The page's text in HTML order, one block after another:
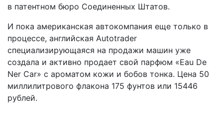
в патентном бюро Соединенных Штатов.
И пока американская автокомпания еще только в
процессе, английская Autotrader
специализирующаяся на продажи машин уже
создала и активно продает свой парфюм «Eau De
Ner Car» с ароматом кожи и бобов тонка. Цена 50
миллилитрового флакона 175 фунтов или 15446
рублей.